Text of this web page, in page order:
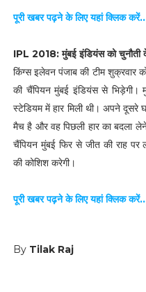
पूरी खबर पढ़ने के लिए यहां क्लिक
IPL 2018: मुंबई इंडियंस को चुनौती
किंग्स इलेवन पंजाब की टीम शुक्रवार
की चैंपियन मुंबई इंडियंस से भिड़ेगी।
स्टेडियम में हार मिली थी। अपने
मैच है और वह पिछली हार का बदला
चैंपियन मुंबई फिर से जीत की राह पर
की कोशिश करेगी।
पूरी खबर पढ़ने के लिए यहां क्लिक
By Tilak Raj